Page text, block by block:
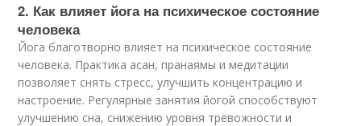
2. Как влияет йога на психическое состояние
человека
Йога благотворно влияет на психическое состояние
человека. Практика асан, пранаямы и медитации
позволяет снять стресс, улучшить концентрацию и
настроение. Регулярные занятия йогой способствуют
улучшению сна, снижению уровня тревожности и